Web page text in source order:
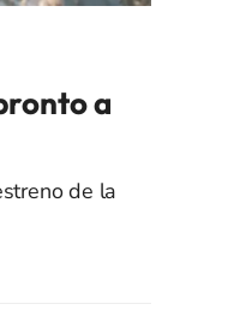
a
de la